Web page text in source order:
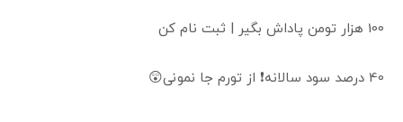
100 هزار تومن پاداش بگیر | ثبت نام کن
40 درصد سود سالانه❗ از تورم جا نمونی😲